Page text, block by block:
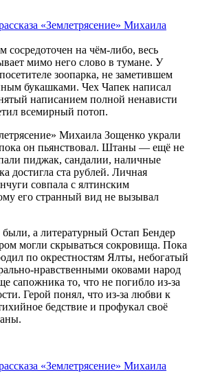
сосредоточен на чём-либо, весь
мимо него слово в тумане. У
зоопарка, не заметившем
букашками. Чех Чапек написал
написанием полной ненависти
всемирный потоп.
Михаила Зощенко украли
он пьянствовал. Штаны — ещё не
пиджак, сандалии, наличные
достигла ста рублей. Личная
совпала с ялтинским
его странный вид не вызывал
а литературный Остап Бендер
могли скрываться сокровища. Пока
по окрестностям Ялты, небогатый
нравственными оковами народ
сапожника то, что не погибло из-за
Герой понял, что из-за любви к
бедствие и профукал своё